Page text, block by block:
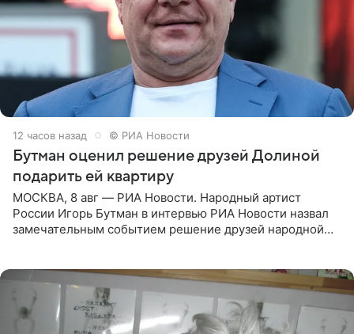
12 часов назад © РИА Новости
Бутман оценил решение друзей Долиной
подарить ей квартиру
МОСКВА, 8 авг — РИА Новости. Народный артист
России Игорь Бутман в интервью РИА Новости назвал
замечательным событием решение друзей народной